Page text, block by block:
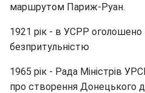
маршрутом Париж-Руан.
1921 рік - в УСРР оголошено
безпритульністю
1965 рік - Рада Міністрів
про створення Донецького